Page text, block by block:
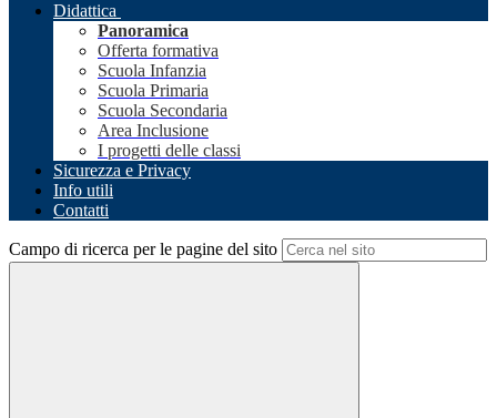
Didattica
Panoramica
Offerta formativa
Scuola Infanzia
Scuola Primaria
Scuola Secondaria
Area Inclusione
I progetti delle classi
Sicurezza e Privacy
Info utili
Contatti
Campo di ricerca per le pagine del sito